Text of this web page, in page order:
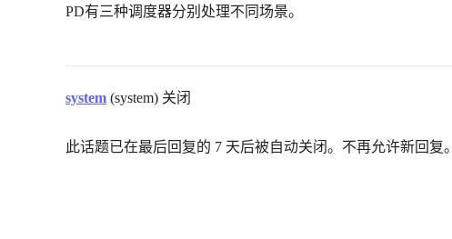
PD有三种调度器分别处理不同场景。
system (system) 关闭
此话题已在最后回复的 7 天后被自动关闭。不再允许新回复。